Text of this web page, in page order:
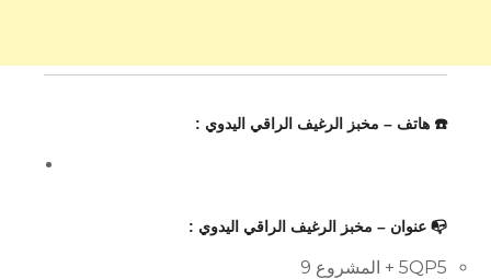
☎️ هاتف – مخبز الرغيف الراقي اليدوي :
📭 عنوان – مخبز الرغيف الراقي اليدوي :
5QP5 + المشروع 9